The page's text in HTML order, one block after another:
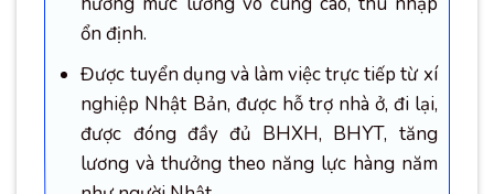
ổn định.
Được tuyển dụng và làm việc trực tiếp từ xí
nghiệp Nhật Bản, được hỗ trợ nhà ở, đi lại,
được đóng đầy đủ BHXH, BHYT, tăng
lương và thưởng theo năng lực hàng năm